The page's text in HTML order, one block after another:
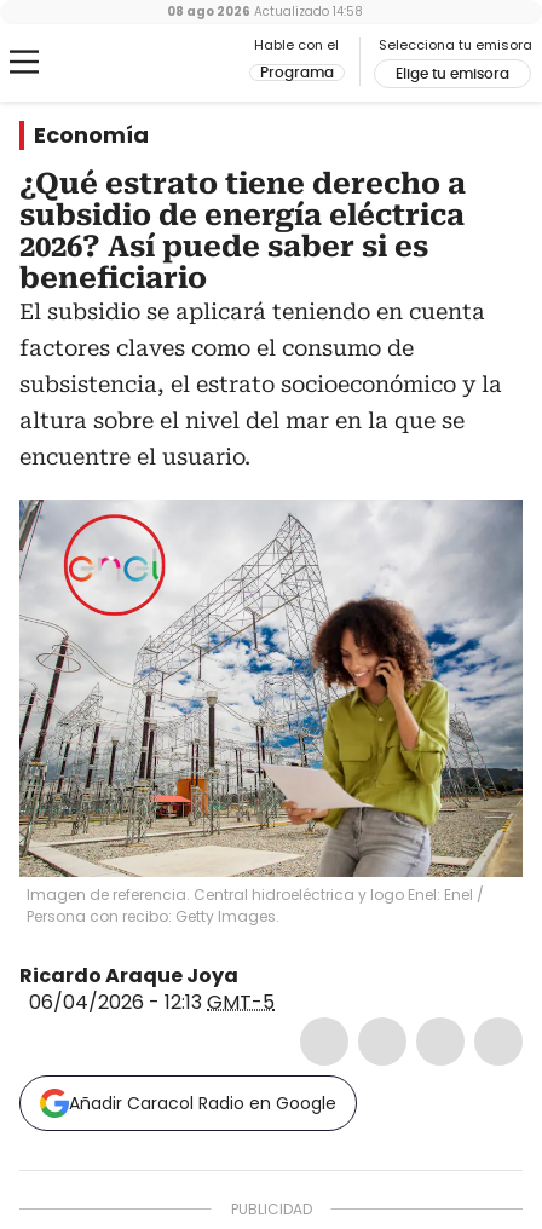
Hable con el
Programa
Selecciona tu emisora
Elige tu emisora
08 ago 2026 Actualizado 14:58
Economía
¿Qué estrato tiene derecho a
subsidio de energía eléctrica
2026? Así puede saber si es
beneficiario
El subsidio se aplicará teniendo en cuenta
factores claves como el consumo de
subsistencia, el estrato socioeconómico y la
altura sobre el nivel del mar en la que se
encuentre el usuario.
Imagen de referencia. Central hidroeléctrica y logo Enel: Enel /
Persona con recibo: Getty Images.
Ricardo Araque Joya
06/04/2026 - 12:13GMT-5
Añadir Caracol Radio en Google